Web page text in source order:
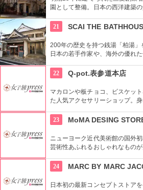
園として整備。日本の西洋建築
文化財にもなっている。
21 SCAI THE
200年の歴史を持つ銭湯「柏湯」
日本の若手作家や、海外の優れ
22
Q-pot.表参道本店
マカロンや板チョコ、ビスケッ
た人気アクセサリーショップ。
ト。
23 MoMA DESING
ニューヨーク近代美術館の国外
芸術性あふれるおしゃれなもの
24
MARC BY MARC
日本初の最新コンセプトストア